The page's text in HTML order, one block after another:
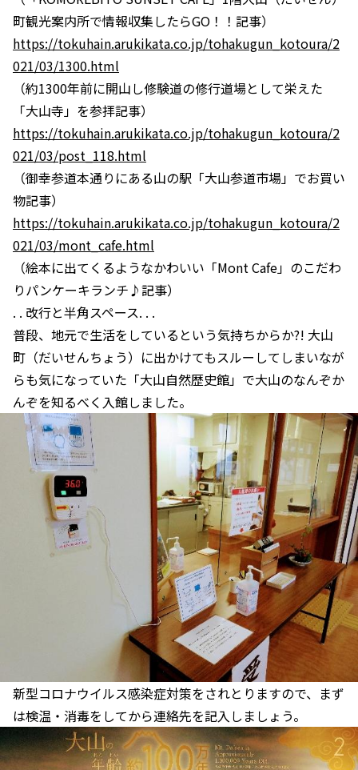
町観光案内所で情報収集したらGO！！記事）
https://tokuhain.arukikata.co.jp/tohakugun_kotoura/2
021/03/1300.html
（約1300年前に開山し修験道の修行道場として栄えた
「大山寺」を参拝記事）
https://tokuhain.arukikata.co.jp/tohakugun_kotoura/2
021/03/post_118.html
（御幸参道本通りにある山の駅「大山参道市場」でお買い
物記事）
https://tokuhain.arukikata.co.jp/tohakugun_kotoura/2
021/03/mont_cafe.html
（絵本に出てくるようなかわいい「Mont Cafe」のこだわ
りパンケーキランチ♪記事）
. . 改行と半角スペース. . .
普段、地元で生活をしているという気持ちからか?! 大山
町（だいせんちょう）に出かけてもスルーしてしまいなが
らも気になっていた「大山自然歴史館」で大山のなんぞか
んぞを知るべく入館しました。
新型コロナウイルス感染症対策をされとりますので、まず
は検温・消毒をしてから連絡先を記入しましょう。